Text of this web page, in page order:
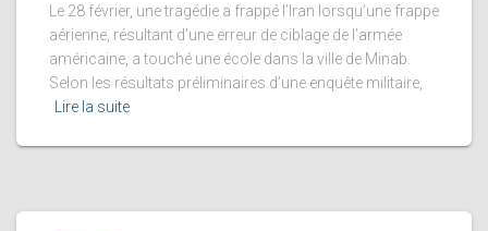
Le 28 février, une tragédie a frappé l’Iran lorsqu’une frappe
aérienne, résultant d’une erreur de ciblage de l’armée
américaine, a touché une école dans la ville de Minab.
Selon les résultats préliminaires d’une enquête militaire,
Lire la suite